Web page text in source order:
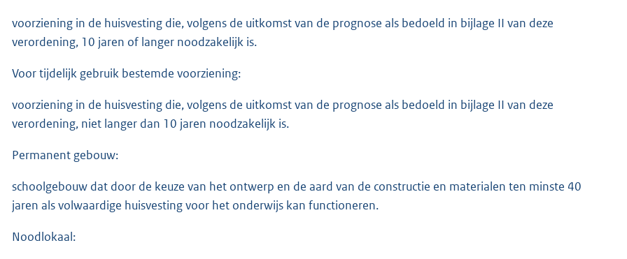
voorziening in de huisvesting die, volgens de uitkomst van de prognose als bedoeld in bijlage II van deze
verordening, 10 jaren of langer noodzakelijk is.
Voor tijdelijk gebruik bestemde voorziening:
voorziening in de huisvesting die, volgens de uitkomst van de prognose als bedoeld in bijlage II van deze
verordening, niet langer dan 10 jaren noodzakelijk is.
Permanent gebouw:
schoolgebouw dat door de keuze van het ontwerp en de aard van de constructie en materialen ten minste 40
jaren als volwaardige huisvesting voor het onderwijs kan functioneren.
Noodlokaal: